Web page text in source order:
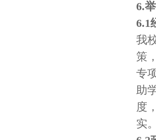
6.
6.1
我
策
专
助
度
实。